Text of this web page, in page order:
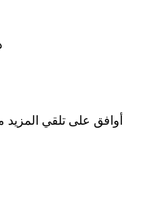
أوافق على تلقي